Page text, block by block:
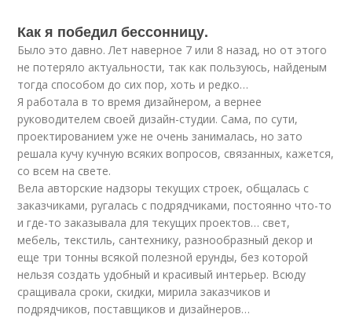
Как я победил бессонницу.
Было это давно. Лет наверное 7 или 8 назад, но от этого
не потеряло актуальности, так как пользуюсь, найденым
тогда способом до сих пор, хоть и редко…
Я работала в то время дизайнером, а вернее
руководителем своей дизайн-студии. Сама, по сути,
проектированием уже не очень занималась, но зато
решала кучу кучную всяких вопросов, связанных, кажется,
со всем на свете.
Вела авторские надзоры текущих строек, общалась с
заказчиками, ругалась с подрядчиками, постоянно что-то
и где-то заказывала для текущих проектов… свет,
мебель, текстиль, сантехнику, разнообразный декор и
еще три тонны всякой полезной ерунды, без которой
нельзя создать удобный и красивый интерьер. Всюду
сращивала сроки, скидки, мирила заказчиков и
подрядчиков, поставщиков и дизайнеров…